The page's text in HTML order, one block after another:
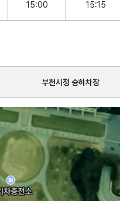
15:00 15:15
부천시청 승하차장